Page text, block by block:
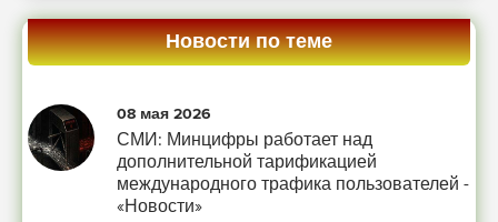
Новости по теме
08 мая 2026
СМИ: Минцифры работает над
дополнительной тарификацией
международного трафика пользователей -
«Новости»